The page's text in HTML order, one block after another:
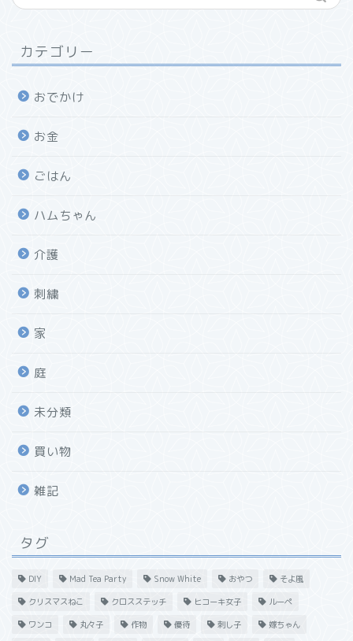
カテゴリー
おでかけ
お金
ごはん
ハムちゃん
介護
刺繍
家
庭
未分類
買い物
雑記
タグ
DIY Mad Tea Party Snow White おやつ そよ風
クリスマスねこ クロスステッチ ヒコーキ女子 ルーペ
ワンコ 丸々子 作物 優待 刺し子 嫁ちゃん